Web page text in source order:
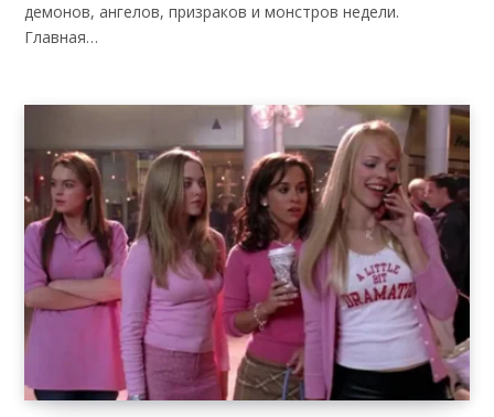
демонов, ангелов, призраков и монстров недели.
Главная…